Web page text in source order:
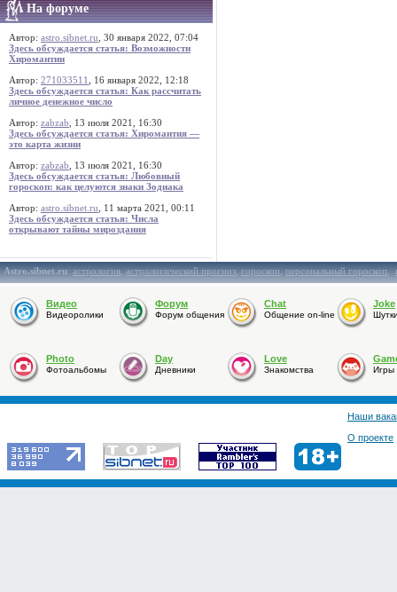
На форуме
Автор: astro.sibnet.ru , 30 января 2022, 07:04
Здесь обсуждается статья: Возможности
Хиромантии
Автор: 271033511
, 16 января 2022, 12:18
Здесь обсуждается статья: Как рассчитать
личное денежное число
Автор: zabzab , 13 июля 2021, 16:30
Здесь обсуждается статья: Хиромантия —
это карта жизни
Автор: zabzab , 13 июля 2021, 16:30
Здесь обсуждается статья: Любовный
гороскоп: как целуются знаки Зодиака
Автор: astro.sibnet.ru , 11 марта 2021, 00:11
Здесь обсуждается статья: Числа
открывают тайны мироздания
Astro.sibnet.ru:астрология,астрологический прогноз,гороскоп,персональный гороскоп,
Видео
Видеоролики
Форум
Форум общения
Chat
Общение on-line
Joke
Photo
Фотоальбомы
Day
Дневники
Love
Знакомства Игры
Наши
О проекте